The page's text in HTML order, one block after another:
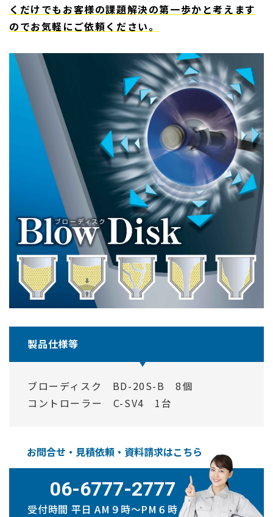
くだけでもお客様の課題解決の第一歩かと考えます
のでお気軽にご依頼ください。
製品仕様等
ブローディスク BD-20S-B 8個
コントローラー C-SV4 1台
お問合せ・見積依頼・資料請求はこちら
06-6777-2777
受付時間 平日 AM９時〜PM６時